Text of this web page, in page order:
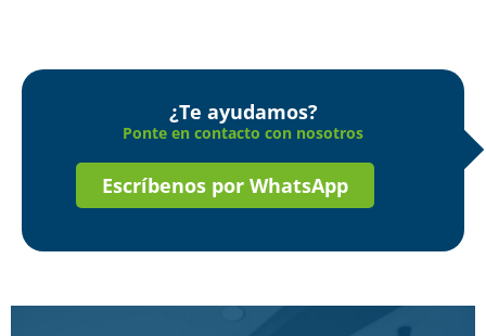
¿Te ayudamos?
Ponte en contacto con nosotros
Escríbenos por WhatsApp